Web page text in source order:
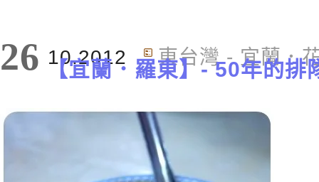
26 10.2012 東台灣 - 宜蘭．
【宜蘭．羅東】- 50年的排